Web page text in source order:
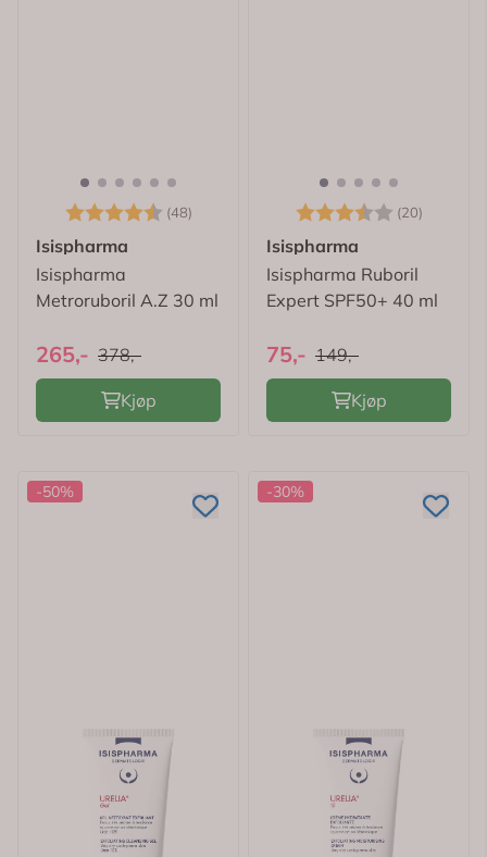
Karakter: (48)
4.6 av 5 mulige
Isispharma
Isispharma
Metroruboril A.Z 30 ml
265,- 378,-
Kjøp
Karakter: (20)
Isispharma
Isispharma Ruboril
Expert SPF50+ 40 ml
75,- 149,-
Kjøp
-50% -30%